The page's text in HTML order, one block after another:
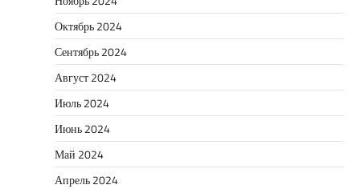
Октябрь 2024
Сентябрь 2024
Август 2024
Июль 2024
Июнь 2024
Май 2024
Апрель 2024